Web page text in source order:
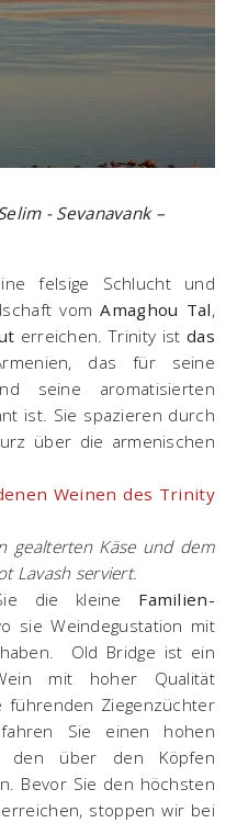
- Sevanavank –
felsige Schlucht und
vomAmaghou Tal,
erreichen. Trinity istdas
das für seine
seine aromatisierten
ist. Sie spazieren durch
über die armenischen
Weinen des Trinity
gealterten Käse und dem
Lavash serviert.
die kleine Familien-
sie Weindegustation mit
haben. Old Bridge ist ein
mit hoher Qualität
Ziegenzüchter
Sie einen hohen
den über den Köpfen
Bevor Sie den höchsten
stoppen wir bei